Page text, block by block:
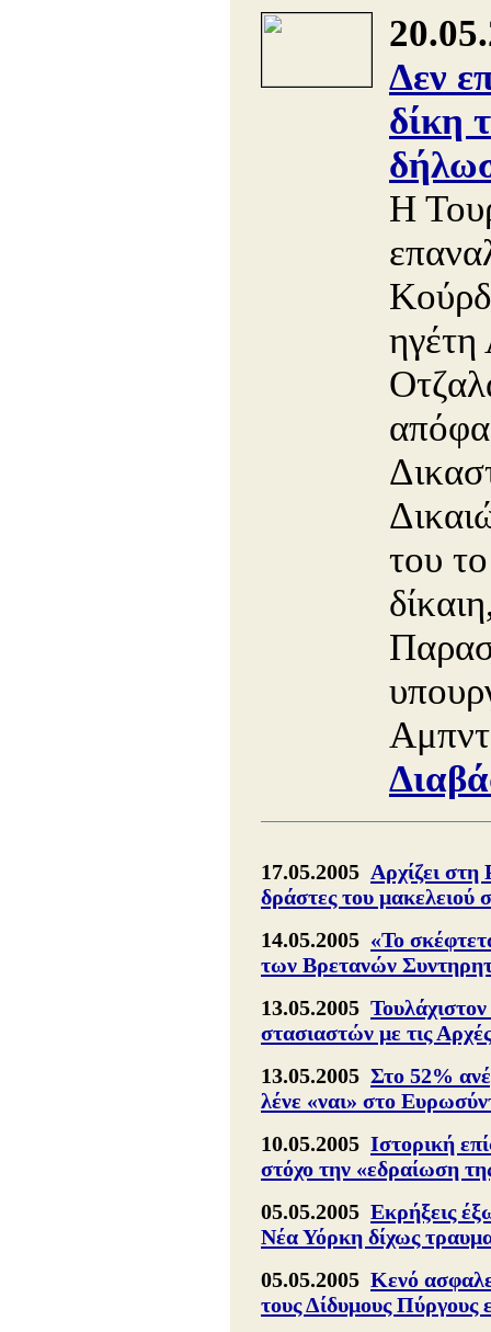
Δεν
δίκη
Η
του
17.05.2005 Αρχίζει στη
δράστες του μακελειού
14.05.2005 «Το
των Bρετανών
13.05.2005
στασιαστών με τις
13.05.2005 Στο 52%
λένε «ναι» στο
10.05.2005 Ιστορική
στόχο την «εδραίωση
05.05.2005 Εκρήξεις
Νέα Υόρκη δίχως
05.05.2005 Κενό
τους Δίδυμους Πύργους